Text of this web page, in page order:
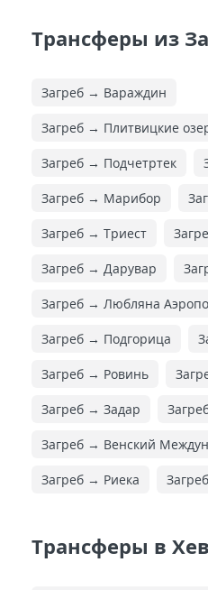
Трансферы из
Загреб → Вараждин
Загреб → Плитвицкие
Загреб → Подчетртек
Загреб → Марибор
Загреб → Триест
Загреб → Дарувар
Загреб → Любляна
Загреб → Подгорица
Загреб → Ровинь
Загреб → Задар
Загреб → Венский
Загреб → Риека
Трансферы в